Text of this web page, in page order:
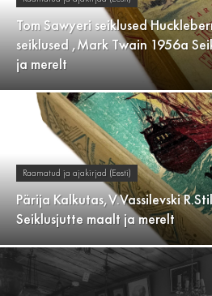
Tom Sawyeri seiklused
seiklused ,Mark Twain 1956a
ja merelt
Raamatud ja ajakirjad (Eesti)
Pärija Kalkutas,V.Vassilevski
Seiklusjutte maalt ja merelt